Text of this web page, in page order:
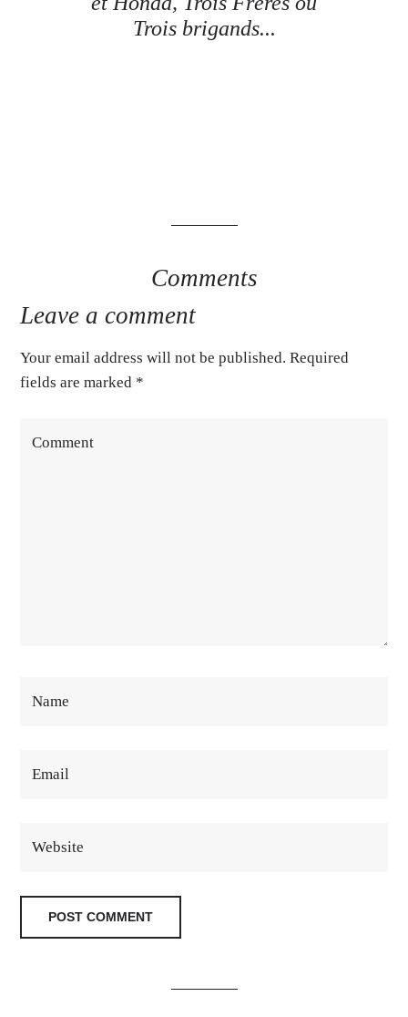
Trois brigands...
Comments
Leave a comment
Your email address will not be published. Required
fields are marked *